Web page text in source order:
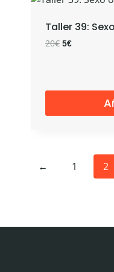
Taller 39:
20€ El
20€.
5€El
5€.
← 1 2